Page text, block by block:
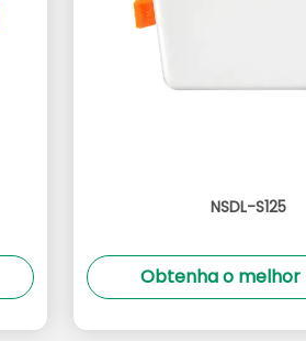
NSDL-S125
Obtenha o melhor